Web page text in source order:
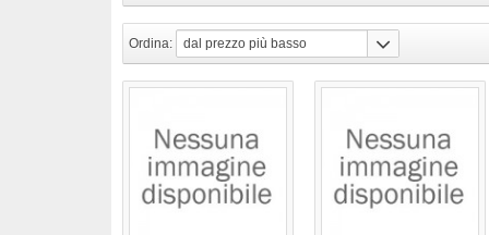
Ordina: dal prezzo più basso